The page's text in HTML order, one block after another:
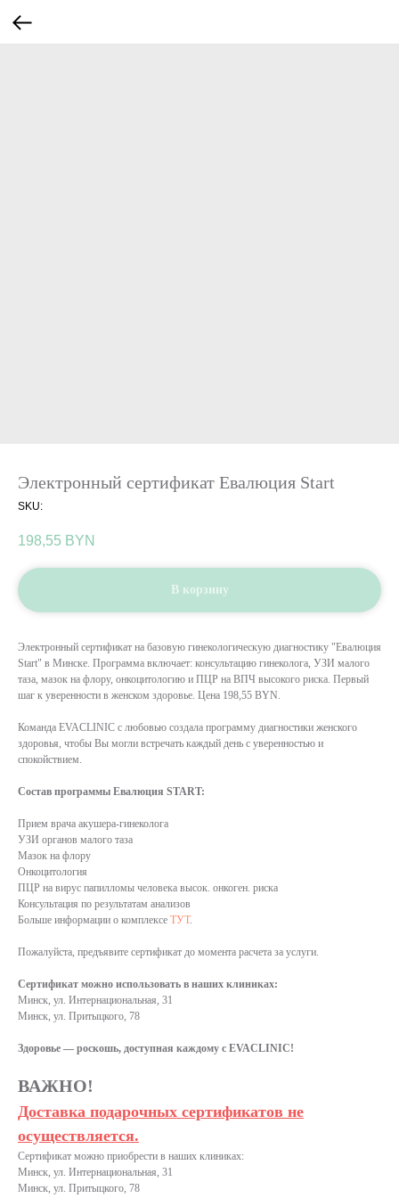
Электронный сертификат Евалюция Start
SKU:
198,55 BYN
В корзину
Электронный сертификат на базовую гинекологическую диагностику "Евалюция
Start" в Минске. Программа включает: консультацию гинеколога, УЗИ малого
таза, мазок на флору, онкоцитологию и ПЦР на ВПЧ высокого риска. Первый
шаг к уверенности в женском здоровье. Цена 198,55 BYN.
Команда EVACLINIC с любовью создала программу диагностики женского
здоровья, чтобы Вы могли встречать каждый день с уверенностью и
спокойствием.
Состав программы Евалюция START:
Прием врача акушера-гинеколога
УЗИ органов малого таза
Мазок на флору
Онкоцитология
ПЦР на вирус папилломы человека высок. онкоген. риска
Консультация по результатам анализов
Больше информации о комплексе ТУТ.
Пожалуйста, предъявите сертификат до момента расчета за услуги.
Сертификат можно использовать в наших клиниках:
Минск, ул. Интернациональная, 31
Минск, ул. Притыцкого, 78
Здоровье — роскошь, доступная каждому с EVACLINIC!
ВАЖНО!
Доставка подарочных сертификатов не
осуществляется.
Сертификат можно приобрести в наших клиниках:
Минск, ул. Интернациональная, 31
Минск, ул. Притыцкого, 78